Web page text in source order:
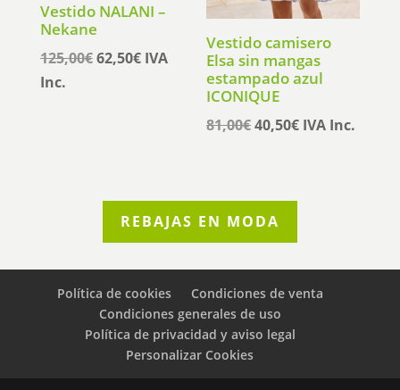
Vestido NALANI –
Nekane
125,00€El
62,50€ElIVA
Inc.
Vestido camisero
Elsa sin mangas
estampado azul
ICONIQUE
81,00€El
81,00€.
40,50€ElIVA Inc.
REBAJAS EN MODA
Política de cookies
Condiciones de venta
Condiciones generales de uso
Política de privacidad y aviso legal
Personalizar Cookies